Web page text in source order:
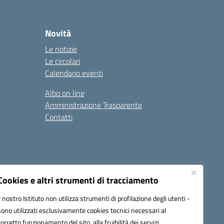
e altri strumenti di tracciamento
nostro Istituto non utilizza strumenti di profilazione degli utenti -
utilizzati esclusivamente cookies tecnici necessari al
Novità
Le notizie
Le circolari
Calendario eventi
Albo on line
Amministrazione Trasparente
Contatti